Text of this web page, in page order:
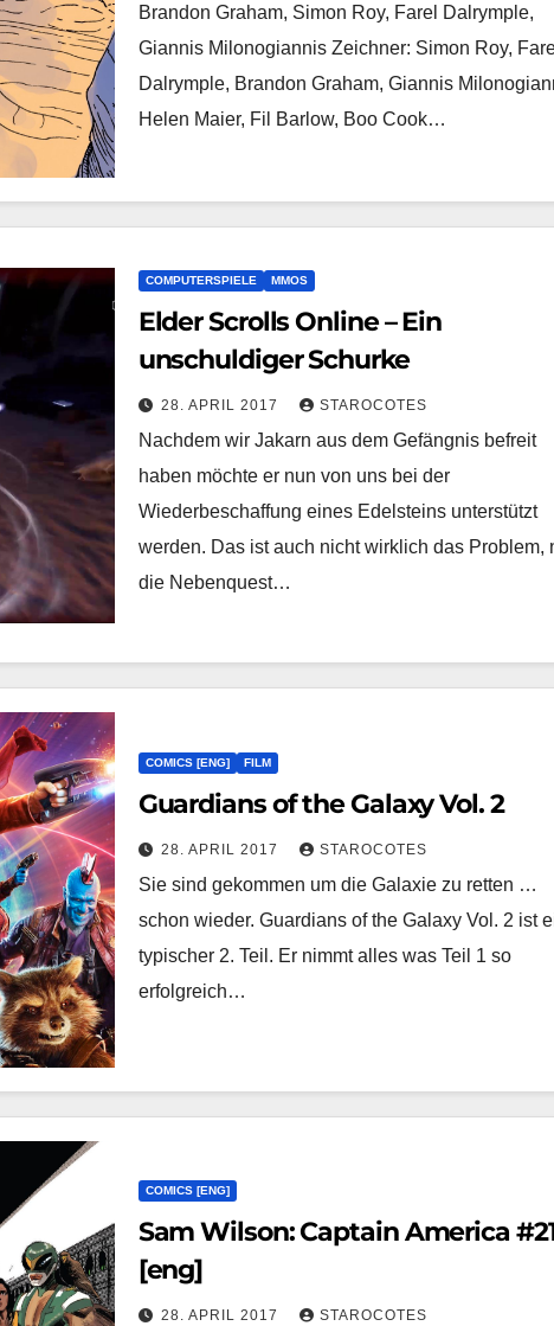
Brandon Graham, Simon Roy, Farel Dalrymple,
Giannis Milonogiannis Zeichner: Simon Roy,
Dalrymple, Brandon Graham, Giannis
Helen Maier, Fil Barlow, Boo Cook…
COMPUTERSPIELE MMOS
Elder Scrolls Online – Ein
unschuldiger Schurke
28. APRIL 2017 STAROCOTES
Nachdem wir Jakarn aus dem Gefängnis befreit
haben möchte er nun von uns bei der
Wiederbeschaffung eines Edelsteins unterstützt
werden. Das ist auch nicht wirklich das Problem,
die Nebenquest…
COMICS [ENG] FILM
Guardians of the Galaxy Vol. 2
28. APRIL 2017 STAROCOTES
Sie sind gekommen um die Galaxie zu retten …
schon wieder. Guardians of the Galaxy Vol. 2 ist
typischer 2. Teil. Er nimmt alles was Teil 1 so
erfolgreich…
COMICS [ENG]
Sam Wilson: Captain America
[eng]
28. APRIL 2017 STAROCOTES